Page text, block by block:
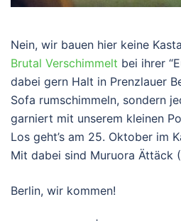
Nein, wir bauen hier keine
Brutal Verschimmelt bei ihrer
dabei gern Halt in Prenzlauer
Sofa rumschimmeln, sondern
garniert mit unserem kleinen
Los geht’s am 25. Oktober im
Mit dabei sind Muruora Ättäck (
Berlin, wir kommen!